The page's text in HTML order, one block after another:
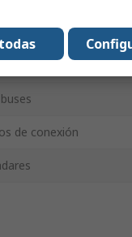
de conexión